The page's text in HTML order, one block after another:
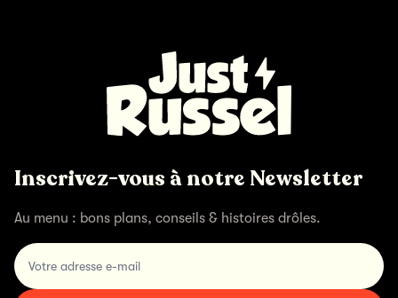
Inscrivez-vous à notre Newsletter
Au menu : bons plans, conseils & histoires drôles.
Votre adresse e-mail